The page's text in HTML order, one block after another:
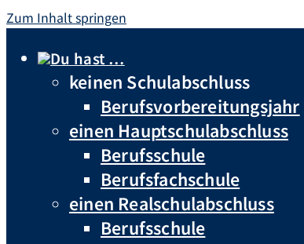
Zum Inhalt springen
Du hast …
keinen Schulabschluss
Berufsvorbereitungsjahr
einen Hauptschulabschluss
Berufsschule
Berufsfachschule
einen Realschulabschluss
Berufsschule